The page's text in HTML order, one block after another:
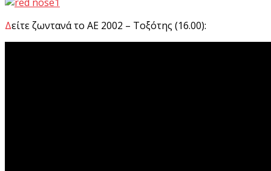
Δείτε ζωντανά το ΑΕ 2002 – Τοξότης (16.00):